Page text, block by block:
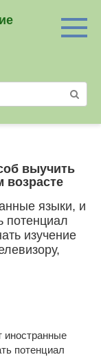
выучить
возрасте
языки, и
потенциал
изучение
иностранные
потенциал